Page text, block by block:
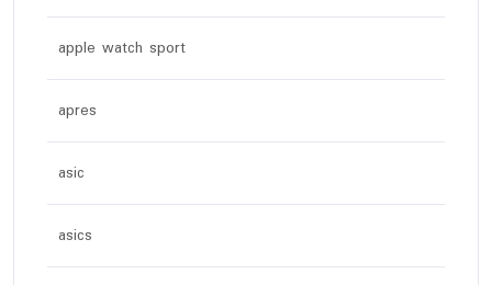
apple watch sport
apres
asic
asics